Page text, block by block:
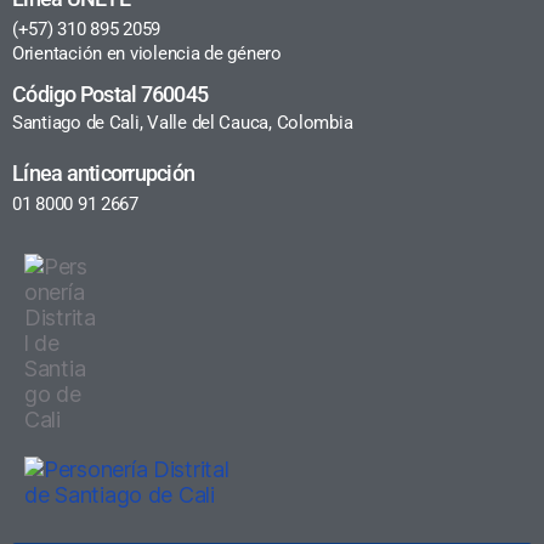
(+57) 310 895 2059
Orientación en violencia de género
Código Postal 760045
Santiago de Cali, Valle del Cauca, Colombia
Línea anticorrupción
01 8000 91 2667